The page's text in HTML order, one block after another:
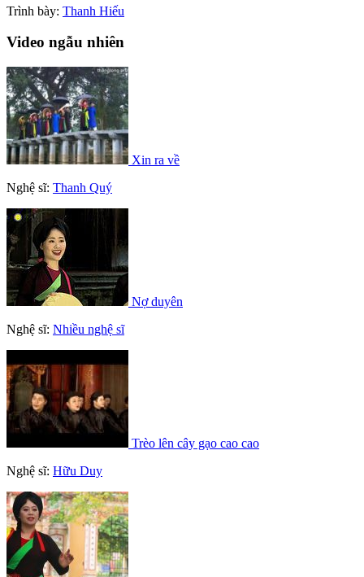
Trình bày: Thanh Hiếu
Video ngẫu nhiên
Xin ra về
Nghệ sĩ: Thanh Quý
Nợ duyên
Nghệ sĩ: Nhiều nghệ sĩ
Trèo lên cây gạo cao cao
Nghệ sĩ: Hữu Duy